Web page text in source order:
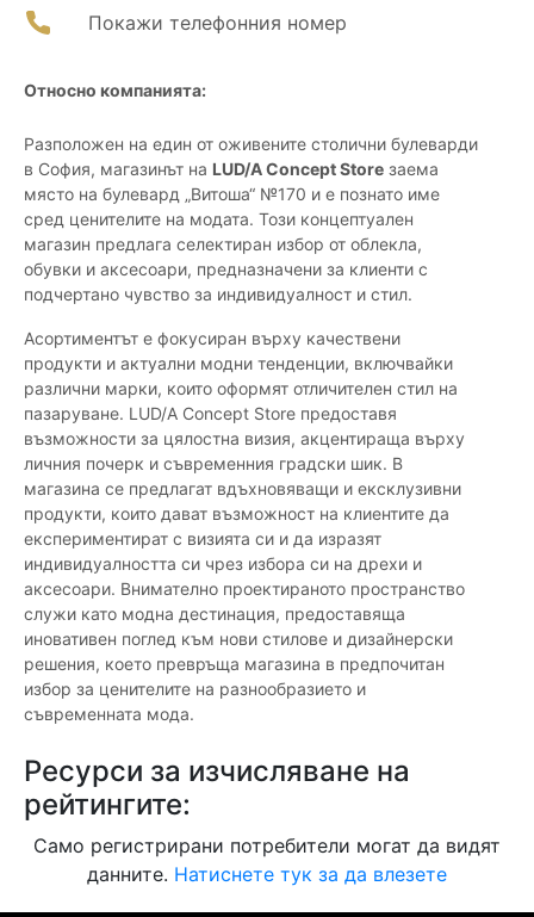
Покажи телефонния номер
Относно компанията:
Разположен на един от оживените столични булеварди
в София, магазинът на LUD/A Concept Store заема
място на булевард „Витоша“ №170 и е познато име
сред ценителите на модата. Този концептуален
магазин предлага селектиран избор от облекла,
обувки и аксесоари, предназначени за клиенти с
подчертано чувство за индивидуалност и стил.
Асортиментът е фокусиран върху качествени
продукти и актуални модни тенденции, включвайки
различни марки, които оформят отличителен стил на
пазаруване. LUD/A Concept Store предоставя
възможности за цялостна визия, акцентираща върху
личния почерк и съвременния градски шик. В
магазина се предлагат вдъхновяващи и ексклузивни
продукти, които дават възможност на клиентите да
експериментират с визията си и да изразят
индивидуалността си чрез избора си на дрехи и
аксесоари. Внимателно проектираното пространство
служи като модна дестинация, предоставяща
иновативен поглед към нови стилове и дизайнерски
решения, което превръща магазина в предпочитан
избор за ценителите на разнообразието и
съвременната мода.
Ресурси за изчисляване на
рейтингите:
Само регистрирани потребители могат да видят
данните. Натиснете тук за да влезете